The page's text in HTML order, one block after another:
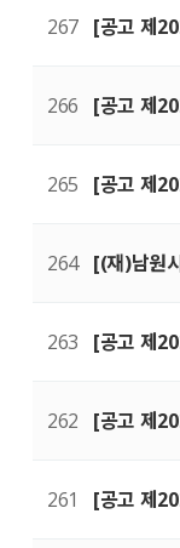
267 [공고 제
266 [공고 제
265 [공고 제
264 [(재)남원
263 [공고 제
262 [공고 제
261 [공고 제